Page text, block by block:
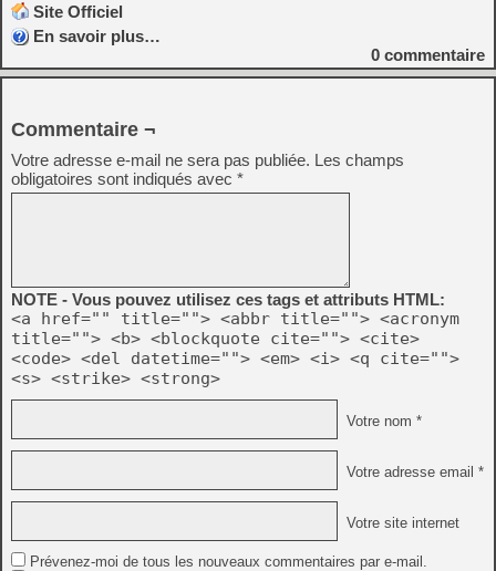
Site Officiel
En savoir plus…
0 commentaire
Commentaire ¬
Votre adresse e-mail ne sera pas publiée. Les champs
obligatoires sont indiqués avec *
NOTE - Vous pouvez utilisez ces tags et attributs HTML:
<a href="" title=""> <abbr title=""> <acronym
title=""> <b> <blockquote cite=""> <cite>
<code> <del datetime=""> <em> <i> <q cite="">
<s> <strike> <strong>
Votre nom *
Votre adresse email *
Votre site internet
Prévenez-moi de tous les nouveaux commentaires par e-mail.